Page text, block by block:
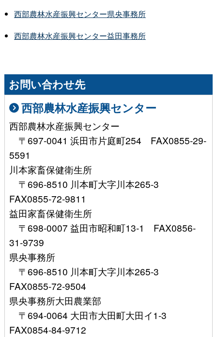
西部農林水産振興センター県央事務所
西部農林水産振興センター益田事務所
お問い合わせ先
西部農林水産振興センター
西部農林水産振興センター
〒697-0041 浜田市片庭町254 FAX0855-29-
5591
川本家畜保健衛生所
〒696-8510 川本町大字川本265-3
FAX0855-72-9811
益田家畜保健衛生所
〒698-0007 益田市昭和町13-1 FAX0856-
31-9739
県央事務所
〒696-8510 川本町大字川本265-3
FAX0855-72-9504
県央事務所大田農業部
〒694-0064 大田市大田町大田イ1-3
FAX0854-84-9712